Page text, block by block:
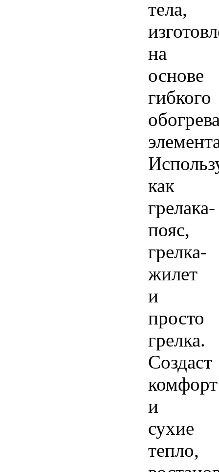
тела,
на
основе
гибкого
как
грелака-
пояс,
грелка-
жилет
и
просто
грелка.
Создаст
комфорт
и
сухие
тепло,